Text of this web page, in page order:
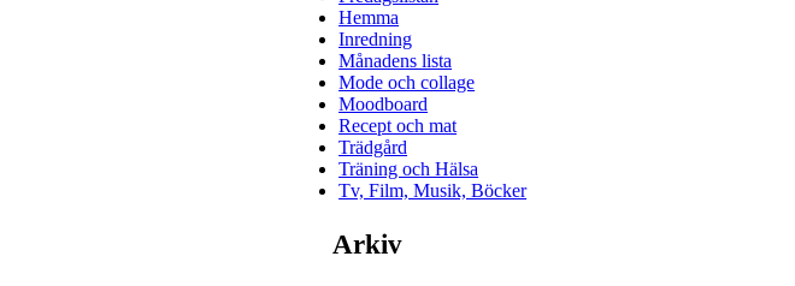
Hemma
Inredning
Månadens lista
Mode och collage
Moodboard
Recept och mat
Trädgård
Träning och Hälsa
Tv, Film, Musik, Böcker
Arkiv